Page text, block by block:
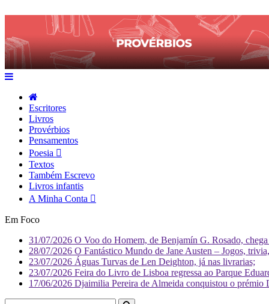
Escritores
Livros
Provérbios
Pensamentos
Poesia
Textos
Também Escrevo
Livros infantis
A Minha Conta
Em Foco
31/07/2026 O Voo do Homem, de Benjamín G. Rosado,
28/07/2026 O Fantástico Mundo de Jane Austen – Jogos,
23/07/2026 Águas Turvas de Len Deighton, já nas livrarias;
23/07/2026 Feira do Livro de Lisboa regressa ao Parque
17/06/2026 Djaimilia Pereira de Almeida conquistou o